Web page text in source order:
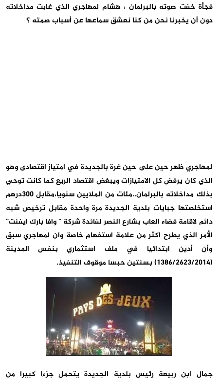
فجأة خفت صوته بالبرلمان ، هشام لمهاجري الذي غابت مداخلاته
دون أن يخبرنا نحن من كنا نعشق سماعها عن أسباب صمته ؟
لمهاجري ظهر حين على حين غرة بالجديدة في امتياز اقتصادى وهو
الذي كان يرفض كل الامتيازات ويبغض اقتصاد الريع كما كانت توحي
بذلك مداخلاته بالبرلمان..مئات من الملايين سنويا،مقابل 300درهم
استخلصتها جبايات بلدية الجديدة مرة واحدة مقابل ترخيص شبه
دائم لاقامة فضاء العاب بشارع النصر لفائدة شركة ” وافا بارك ايفنت”
الأمر الذي يطرح اكثر من علامة استفهام خاصة وان لمهاجري سبق
وأن أدين ابتدائيا في ملف استثماري بنفس المدينة
(1386/2623/2014) بسنتين حبسا موقوف التنفيذ.
جمال ابن ربيعة رئيس بلدية الجديدة يتحمل جزءا كبيرا من